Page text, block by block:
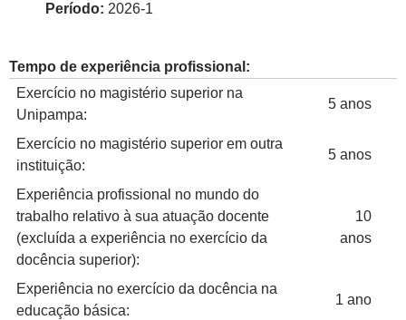
Período: 2026-1
Tempo de experiência profissional:
Exercício no magistério superior na
Unipampa:
5 anos
Exercício no magistério superior em outra
instituição:
5 anos
Experiência profissional no mundo do
trabalho relativo à sua atuação docente
(excluída a experiência no exercício da
docência superior):
10
anos
Experiência no exercício da docência na
educação básica:
1 ano